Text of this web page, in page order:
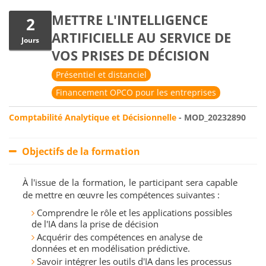
2
Jours
METTRE L'INTELLIGENCE
ARTIFICIELLE AU SERVICE DE
VOS PRISES DE DÉCISION
Présentiel et distanciel
Financement OPCO pour les entreprises
Comptabilité Analytique et Décisionnelle - MOD_20232890
Objectifs de la formation
À l'issue de la formation, le participant sera capable
de mettre en œuvre les compétences suivantes :
Comprendre le rôle et les applications possibles
de l'IA dans la prise de décision
Acquérir des compétences en analyse de
données et en modélisation prédictive.
Savoir intégrer les outils d'IA dans les processus